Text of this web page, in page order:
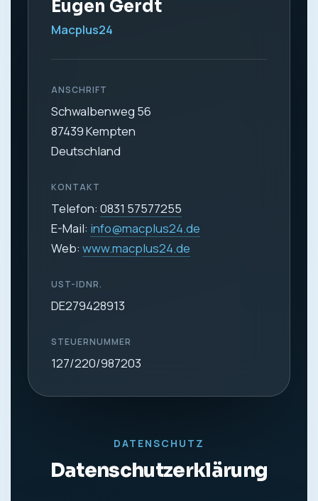
Eugen Gerdt
Macplus24
ANSCHRIFT
Schwalbenweg 56
87439 Kempten
Deutschland
KONTAKT
Telefon: 0831 57577255
E-Mail: info@macplus24.de
Web: www.macplus24.de
UST-IDNR.
DE279428913
STEUERNUMMER
127/220/987203
DATENSCHUTZ
Datenschutzerklärung